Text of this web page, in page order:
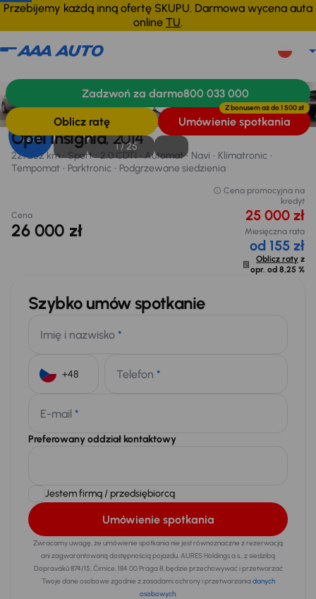
Przebijemy każdą inną ofertę SKUPU. Darmowa wycena auta
online TU.
8,25 %
1 /25
Opel Insignia, 2014
221 262 km Sport 2.0 CDTI Automat Navi
Klimatronic
Tempomat
Parktronic Podgrzewane siedzienia
Cena
26 000 zł
Cena promocyjna na
kredyt
25 000 zł
Miesięczna rata
od 155 zł
Oblicz raty z
opr. od 8,25 %
Szybko umów spotkanie
Imię i nazwisko *
Telefon *
E-mail *
Preferowany oddział kontaktowy
Jestem firmą / przedsiębiorcą
Umówienie spotkania
Zwracamy uwagę, że umówienie spotkania nie jest równoznaczne z rezerwacją
ani zagwarantowaną dostępnością pojazdu. AURES Holdings a.s., z siedzibą
Dopraváků 874/15, Čimice, 184 00 Praga 8, będzie przechowywać i przetwarzać
Twoje dane osobowe zgodnie z zasadami ochrony i przetwarzaniadanych
osobowych.
WyposażenieZalety samochoduFinansowanie
Zadzwoń za darmo800 033 000
Oblicz ratę Umówienie spotkania
Z bonusem aż do1 500 zł